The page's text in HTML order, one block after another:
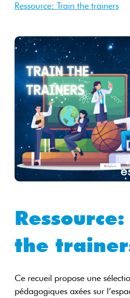
Ressource: Train the trainers
Ressource:
the
Ce recueil propose une
pédagogiques axées sur